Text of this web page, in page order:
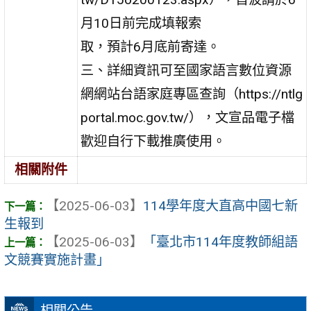
月10日前完成填報索
取，預計6月底前寄達。
三、詳細資訊可至國家語言數位資源
網網站台語家庭專區查詢（https://ntlg
portal.moc.gov.tw/），文宣品電子檔
歡迎自行下載推廣使用。
相關附件
【2025-06-03】 114學年度大直高中國七新
生報到
【2025-06-03】
「臺北市114年度教師組語
文競賽實施計畫」